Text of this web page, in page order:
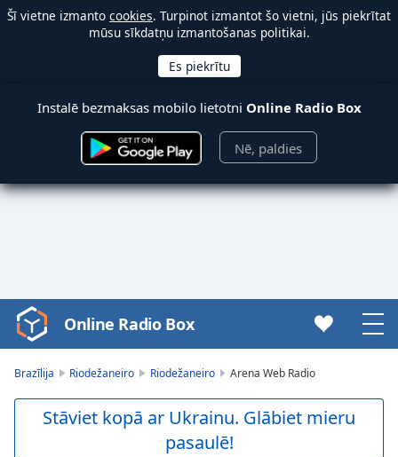
Šī vietne izmanto cookies. Turpinot izmantot šo vietni, jūs piekrītat
mūsu sīkdatņu izmantošanas politikai.
Instalē bezmaksas mobilo lietotni Online Radio Box
Nē, paldies
Video
Player
Online Radio Box
Brazīlija Riodežaneiro Riodežaneiro Arena Web Radio
Stāviet kopā ar Ukrainu. Glābiet mieru
pasaulē!